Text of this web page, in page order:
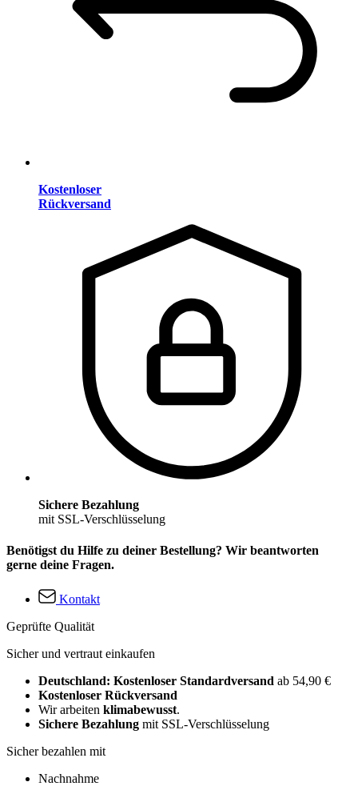
Kostenloser
Rückversand
Sichere Bezahlung
mit SSL-Verschlüsselung
Benötigst du Hilfe zu deiner Bestellung? Wir beantworten
gerne deine Fragen.
Kontakt
Geprüfte Qualität
Sicher und vertraut einkaufen
Deutschland: Kostenloser Standardversand ab 54,90 €
Kostenloser Rückversand
Wir arbeiten klimabewusst.
Sichere Bezahlung mit SSL-Verschlüsselung
Sicher bezahlen mit
Nachnahme